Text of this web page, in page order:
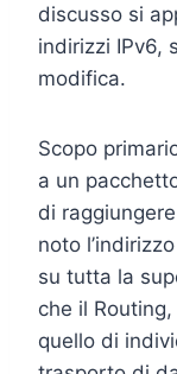
discusso si
indirizzi IPv6,
modifica.
Scopo
a un
di
noto
su tutta la
che il
quello di